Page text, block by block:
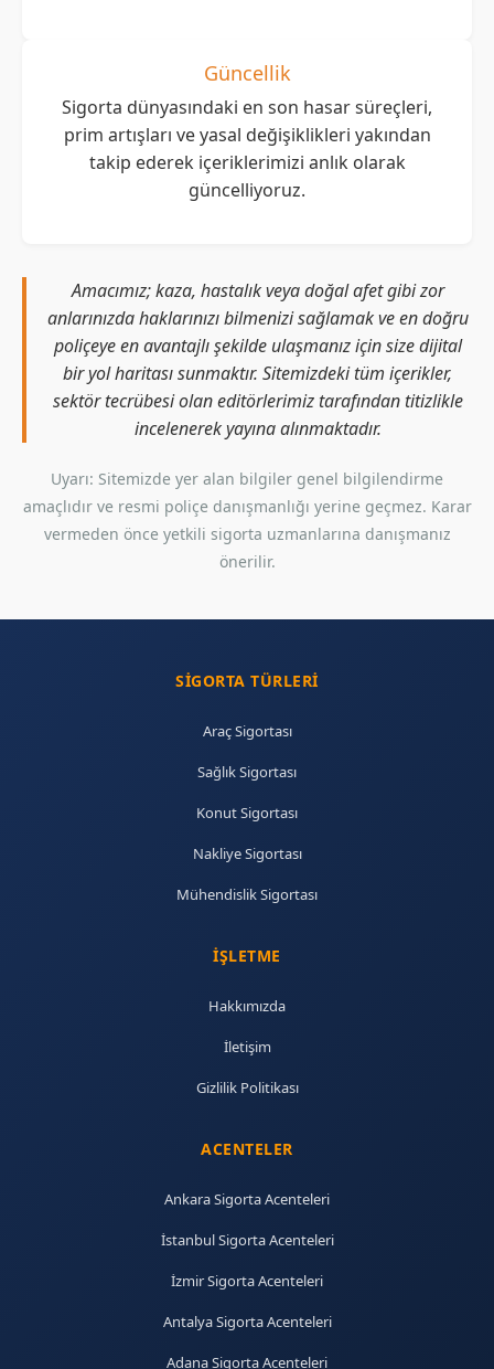
Güncellik
Sigorta dünyasındaki en son hasar süreçleri,
prim artışları ve yasal değişiklikleri yakından
takip ederek içeriklerimizi anlık olarak
güncelliyoruz.
Amacımız; kaza, hastalık veya doğal afet gibi zor
anlarınızda haklarınızı bilmenizi sağlamak ve en doğru
poliçeye en avantajlı şekilde ulaşmanız için size dijital
bir yol haritası sunmaktır. Sitemizdeki tüm içerikler,
sektör tecrübesi olan editörlerimiz tarafından titizlikle
incelenerek yayına alınmaktadır.
Uyarı: Sitemizde yer alan bilgiler genel bilgilendirme
amaçlıdır ve resmi poliçe danışmanlığı yerine geçmez. Karar
vermeden önce yetkili sigorta uzmanlarına danışmanız
önerilir.
SIGORTA TÜRLERI
Araç Sigortası
Sağlık Sigortası
Konut Sigortası
Nakliye Sigortası
Mühendislik Sigortası
İŞLETME
Hakkımızda
İletişim
Gizlilik Politikası
ACENTELER
Ankara Sigorta Acenteleri
İstanbul Sigorta Acenteleri
İzmir Sigorta Acenteleri
Antalya Sigorta Acenteleri
Adana Sigorta Acenteleri